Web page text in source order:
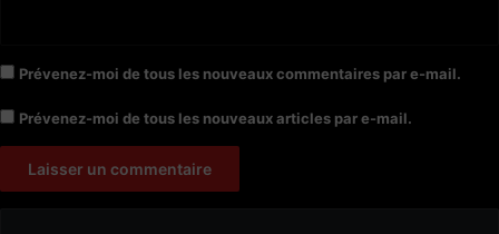
Prévenez-moi de tous les nouveaux commentaires par e-mail.
Prévenez-moi de tous les nouveaux articles par e-mail.